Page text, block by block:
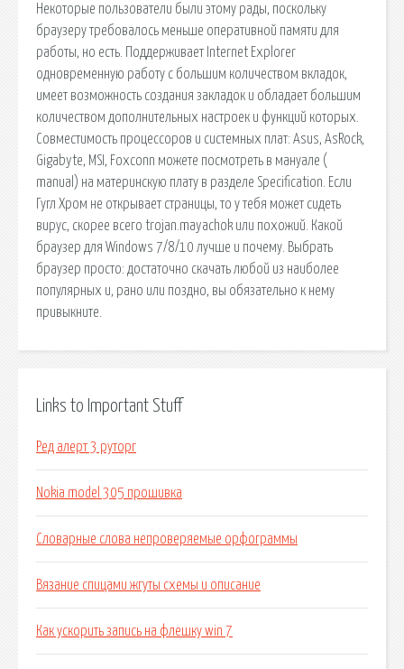
Некоторые пользователи были этому рады, поскольку
браузеру требовалось меньше оперативной памяти для
работы, но есть. Поддерживает Internet Explorer
одновременную работу с большим количеством вкладок,
имеет возможность создания закладок и обладает большим
количеством дополнительных настроек и функций которых.
Совместимость процессоров и системных плат: Asus, AsRock,
Gigabyte, MSI, Foxconn можете посмотреть в мануале (
manual) на материнскую плату в разделе Specification. Если
Гугл Хром не открывает страницы, то у тебя может сидеть
вирус, скорее всего trojan.mayachok или похожий. Какой
браузер для Windows 7/8/10 лучше и почему. Выбрать
браузер просто: достаточно скачать любой из наиболее
популярных и, рано или поздно, вы обязательно к нему
привыкните.
Links to Important Stuff
Ред алерт 3 руторг
Nokia model 305 прошивка
Словарные слова непроверяемые орфограммы
Вязание спицами жгуты схемы и описание
Как ускорить запись на флешку win 7